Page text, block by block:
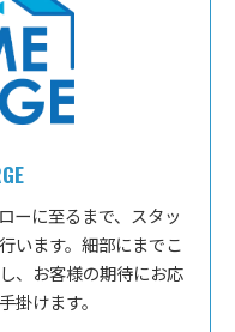
ーに至るまで、スタッ
います。細部にまでこ
、お客様の期待にお応
掛けます。